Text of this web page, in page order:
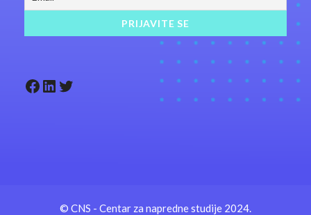
Facebook LinkedIn Twitter
© CNS - Centar za napredne studije 2024.